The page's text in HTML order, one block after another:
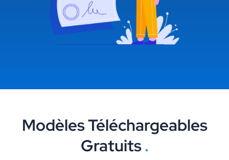
Modèles Téléchargeables
Gratuits.